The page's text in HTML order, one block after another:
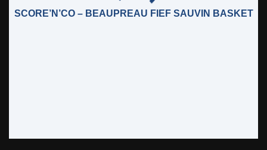
SCORE’N’CO – BEAUPREAU FIEF SAUVIN BASKET